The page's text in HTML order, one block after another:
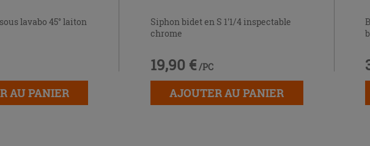
lavabo 45° laiton
AU PANIER
Siphon bidet en S 1'1/4 inspectable
chrome
19,90 € /PC
AJOUTER AU PANIER